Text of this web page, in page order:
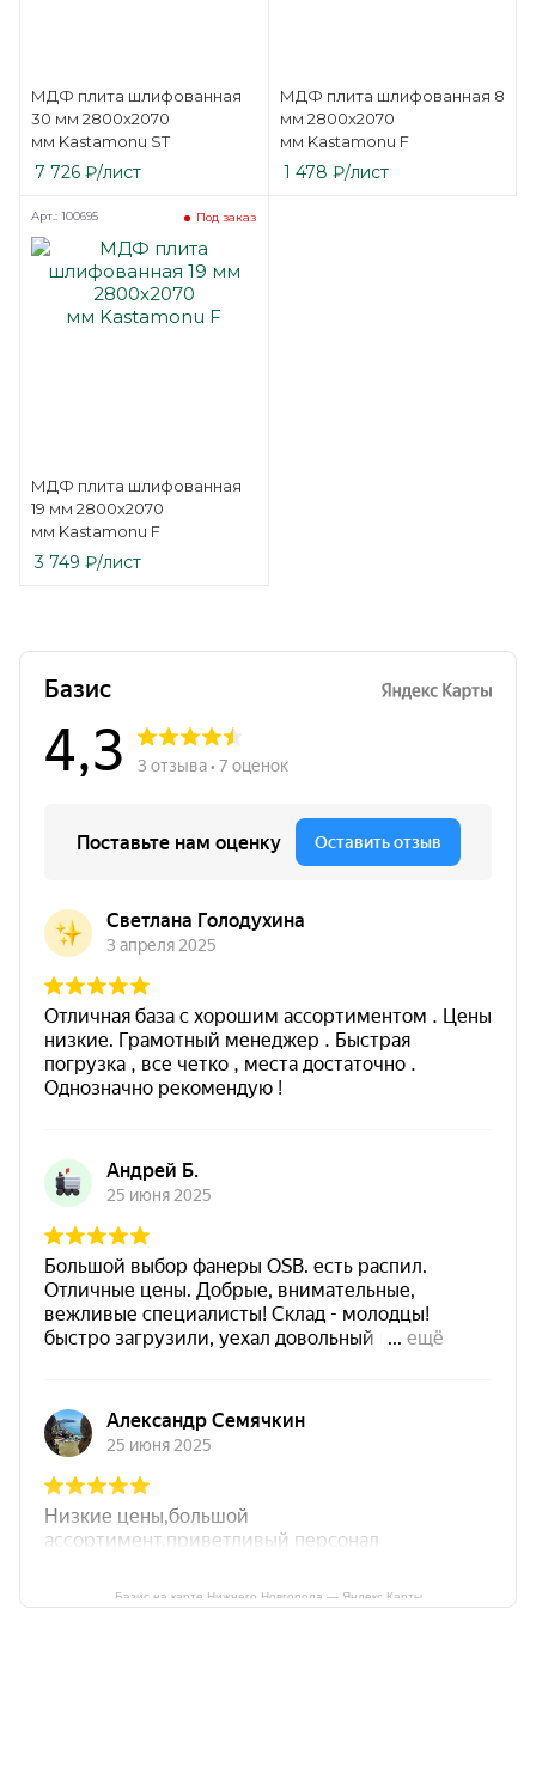
МДФ плита шлифованная
30 мм 2800х2070
мм Kastamonu ST
7 726 ₽/лист
МДФ плита шлифованная 8
мм 2800х2070
мм Kastamonu F
1 478 ₽/лист
МДФ плита шлифованная
19 мм 2800х2070
мм Kastamonu F
Под заказ
Арт.: 100695
3 749 ₽/лист
Базис на карте Нижнего Новгорода — Яндекс Карты